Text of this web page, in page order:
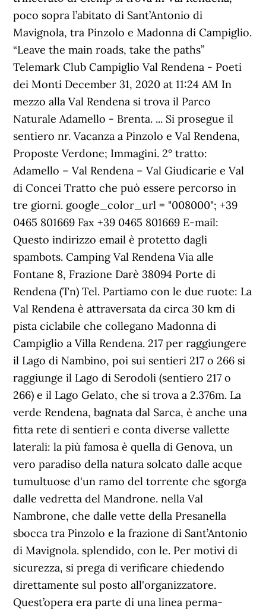
poco sopra l’abitato di Sant’Antonio di
Mavignola, tra Pinzolo e Madonna di Campiglio.
“Leave the main roads, take the paths”
Telemark Club Campiglio Val Rendena - Poeti
dei Monti December 31, 2020 at 11:24 AM In
mezzo alla Val Rendena si trova il Parco
Naturale Adamello - Brenta. ... Si prosegue il
sentiero nr. Vacanza a Pinzolo e Val Rendena,
Proposte Verdone; Immagini. 2° tratto:
Adamello – Val Rendena – Val Giudicarie e Val
di Concei Tratto che può essere percorso in
tre giorni. google_color_url = "008000"; +39
0465 801669 Fax +39 0465 801669 E-mail:
Questo indirizzo email è protetto dagli
spambots. Camping Val Rendena Via alle
Fontane 8, Frazione Darè 38094 Porte di
Rendena (Tn) Tel. Partiamo con le due ruote: La
Val Rendena è attraversata da circa 30 km di
pista ciclabile che collegano Madonna di
Campiglio a Villa Rendena. 217 per raggiungere
il Lago di Nambino, poi sui sentieri 217 o 266 si
raggiunge il Lago di Serodoli (sentiero 217 o
266) e il Lago Gelato, che si trova a 2.376m. La
verde Rendena, bagnata dal Sarca, è anche una
fitta rete di sentieri e conta diverse vallette
laterali: la più famosa è quella di Genova, un
vero paradiso della natura solcato dalle acque
tumultuose d'un ramo del torrente che sgorga
dalle vedretta del Mandrone. nella Val
Nambrone, che dalle vette della Presanella
sbocca tra Pinzolo e la frazione di Sant’Antonio
di Mavignola. splendido, con le. Per motivi di
sicurezza, si prega di verificare chiedendo
direttamente sul posto all'organizzatore.
Quest’opera era parte di una linea perma-